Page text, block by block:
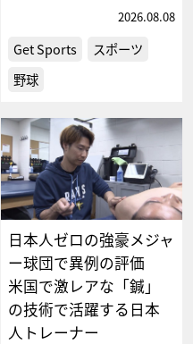
2026.08.08
Get Sports
スポーツ
野球
日本人ゼロの強豪メジャ
ー球団で異例の評価
米国で激レアな「鍼」
の技術で活躍する日本
人トレーナー